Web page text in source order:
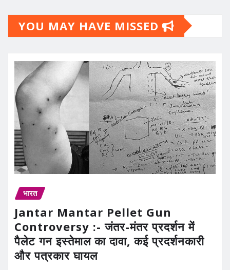
YOU MAY HAVE MISSED
भारत
Jantar Mantar Pellet Gun
Controversy :- जंतर-मंतर प्रदर्शन में
पैलेट गन इस्तेमाल का दावा, कई प्रदर्शनकारी
और पत्रकार घायल